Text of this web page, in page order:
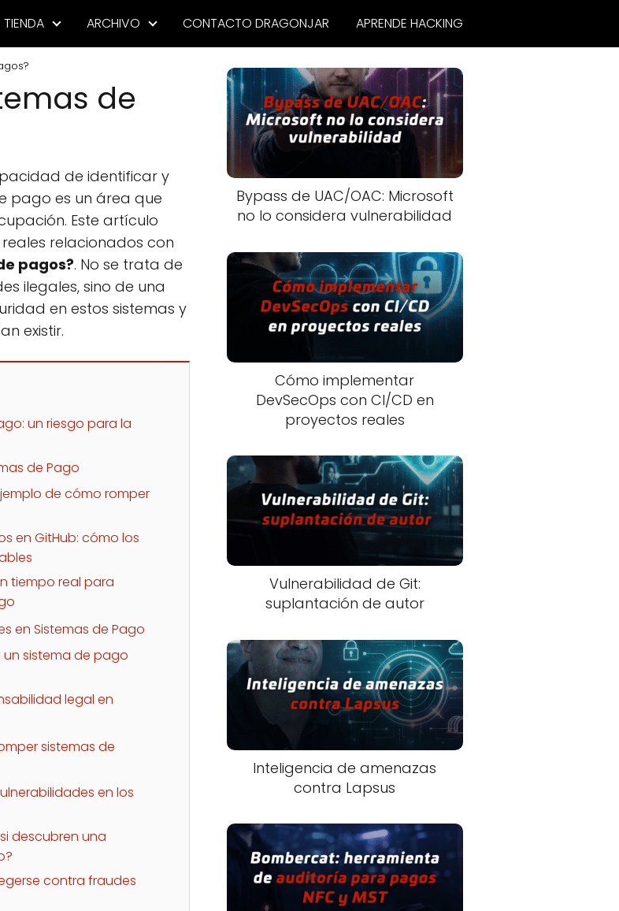
TIENDA ARCHIVO CONTACTO DRAGONJAR APRENDE HACKING
de
de identificar y
pago es un área que
Este artículo
relacionados con
pagos?. No se trata de
ilegales, sino de una
en estos sistemas y
existir.
un riesgo para la
de Pago
de cómo romper
en GitHub: cómo los
tiempo real para
en Sistemas de Pago
sistema de pago
legal en
sistemas de
en los
descubren una
contra fraudes
Bypass de UAC/OAC: Microsoft
no lo considera vulnerabilidad
Cómo implementar
DevSecOps con CI/CD en
proyectos reales
Vulnerabilidad de Git:
suplantación de autor
Inteligencia de amenazas
contra Lapsus